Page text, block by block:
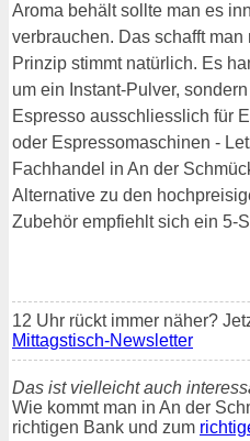
Aroma behält sollte man es
verbrauchen. Das schafft
Prinzip stimmt natürlich. Es
um ein Instant-Pulver,
Espresso ausschliesslich für
oder Espressomaschinen -
Fachhandel in An der
Alternative zu den
Zubehör empfiehlt sich ein 5-
12 Uhr rückt immer näher?
Mittagstisch-Newsletter
Das ist vielleicht auch
Wie kommt man in An der
richtigen Bank und zum